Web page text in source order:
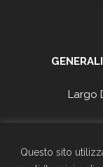
Questo sito
Largo
Vuoi diventare